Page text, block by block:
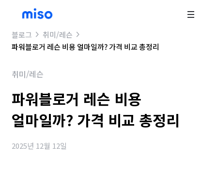
블로그
취미/레슨
파워블로거 레슨 비용 얼마일까? 가격 비교 총정리
취미/레슨
파워블로거 레슨 비용
얼마일까? 가격 비교 총정리
2025년 12월 12일